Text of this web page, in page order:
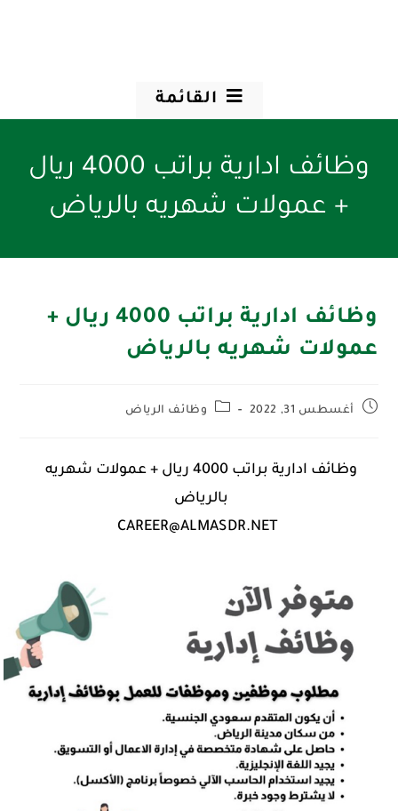
القائمة
وظائف ادارية براتب 4000 ريال
+ عمولات شهريه بالرياض
وظائف ادارية براتب 4000 ريال +
عمولات شهريه بالرياض
أغسطس 31, 2022 وظائف الرياض
وظائف ادارية براتب 4000 ريال + عمولات شهريه
بالرياض